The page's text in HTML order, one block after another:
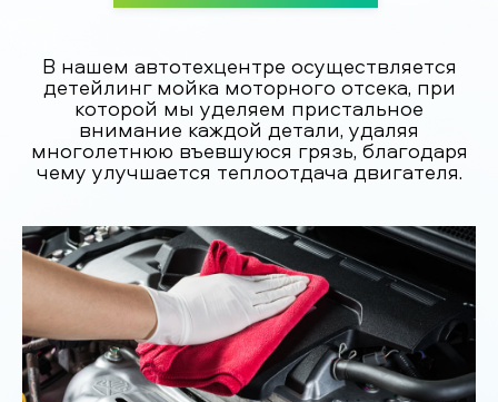
В нашем автотехцентре осуществляется
детейлинг мойка моторного отсека, при
которой мы уделяем пристальное
внимание каждой детали, удаляя
многолетнюю въевшуюся грязь, благодаря
чему улучшается теплоотдача двигателя.